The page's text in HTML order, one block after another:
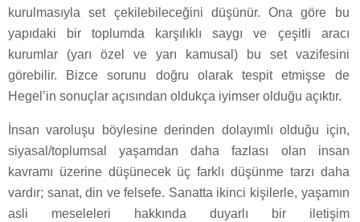
kurulmasıyla set çekilebileceğini düşünür. Ona göre bu
yapıdaki bir toplumda karşılıklı saygı ve çeşitli aracı
kurumlar (yarı özel ve yarı kamusal) bu set vazifesini
görebilir. Bizce sorunu doğru olarak tespit etmişse de
Hegel’in sonuçlar açısından oldukça iyimser olduğu açıktır.
İnsan varoluşu böylesine derinden dolayımlı olduğu için,
siyasal/toplumsal yaşamdan daha fazlası olan insan
kavramı üzerine düşünecek üç farklı düşünme tarzı daha
vardır; sanat, din ve felsefe. Sanatta ikinci kişilerle, yaşamın
asli meseleleri hakkında duyarlı bir iletişim